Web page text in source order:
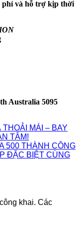
phí và hỗ trợ kịp thời
Australia 5095
MÁI – BAY
TÂM!
500 THÀNH CÔNG
ĐẶC BIỆT CÙNG
khai. Các